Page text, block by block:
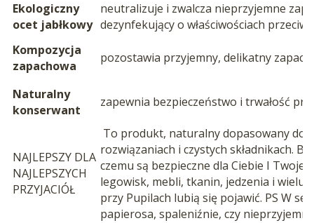
Ekologiczny
ocet jabłkowy
neutralizuje i zwalcza nieprzyjemne
dezynfekujący o właściwościach
Kompozycja
zapachowa
pozostawia przyjemny, delikatny zapach
Naturalny
konserwant
zapewnia bezpieczeństwo i trwałość
NAJLEPSZY DLA
NAJLEPSZYCH
PRZYJACIÓŁ
To produkt, naturalny dopasowany do
rozwiązaniach i czystych składnikach.
czemu są bezpieczne dla Ciebie I
legowisk, mebli, tkanin, jedzenia i wielu
przy Pupilach lubią się pojawić. PS W
papierosa, spaleniźnie, czy